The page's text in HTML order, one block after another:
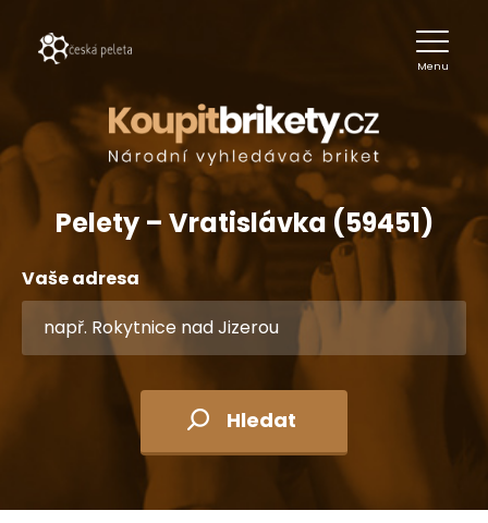
Menu
Pelety – Vratislávka (59451)
Vaše adresa
Hledat